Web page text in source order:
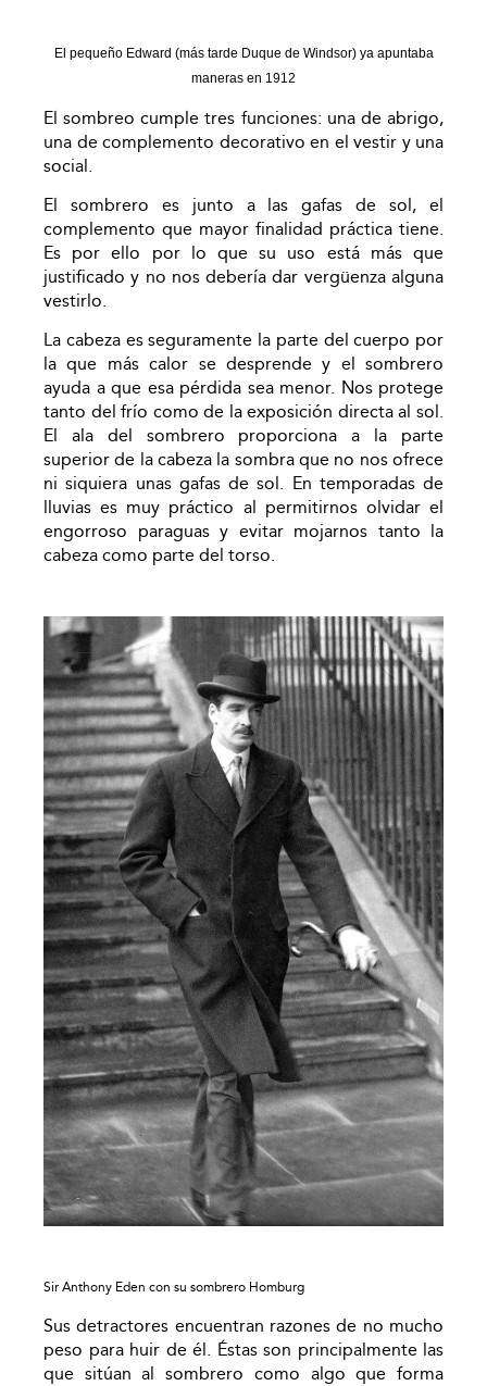
El pequeño Edward (más tarde Duque de Windsor) ya apuntaba
maneras en 1912
El sombreo cumple tres funciones: una de abrigo,
una de complemento decorativo en el vestir y una
social.
El sombrero es junto a las gafas de sol, el
complemento que mayor finalidad práctica tiene.
Es por ello por lo que su uso está más que
justificado y no nos debería dar vergüenza alguna
vestirlo.
La cabeza es seguramente la parte del cuerpo por
la que más calor se desprende y el sombrero
ayuda a que esa pérdida sea menor. Nos protege
tanto del frío como de la exposición directa al sol.
El ala del sombrero proporciona a la parte
superior de la cabeza la sombra que no nos ofrece
ni siquiera unas gafas de sol. En temporadas de
lluvias es muy práctico al permitirnos olvidar el
engorroso paraguas y evitar mojarnos tanto la
cabeza como parte del torso.
Sir Anthony Eden con su sombrero Homburg
Sus detractores encuentran razones de no mucho
peso para huir de él. Éstas son principalmente las
que sitúan al sombrero como algo que forma